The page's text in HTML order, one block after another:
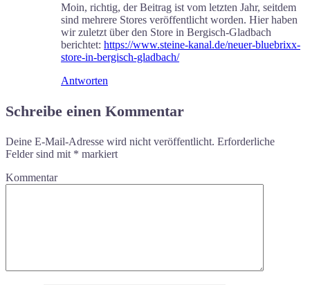
Moin, richtig, der Beitrag ist vom letzten Jahr, seitdem
sind mehrere Stores veröffentlicht worden. Hier haben
wir zuletzt über den Store in Bergisch-Gladbach
berichtet: https://www.steine-kanal.de/neuer-bluebrixx-
store-in-bergisch-gladbach/
Antworten
Schreibe einen Kommentar
Deine E-Mail-Adresse wird nicht veröffentlicht. Erforderliche
Felder sind mit * markiert
Kommentar